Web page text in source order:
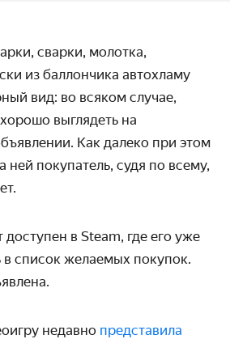
сварки, молотка,
из баллончика автохламу
вид: во всяком случае,
выглядеть на
Как далеко при этом
ней покупатель, судя по всему,
в Steam, где его уже
список желаемых покупок.
недавно представила